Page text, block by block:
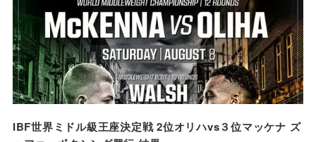
IBF世界ミドル級王座決定戦 2位オリハvs３位マッケナ ズ